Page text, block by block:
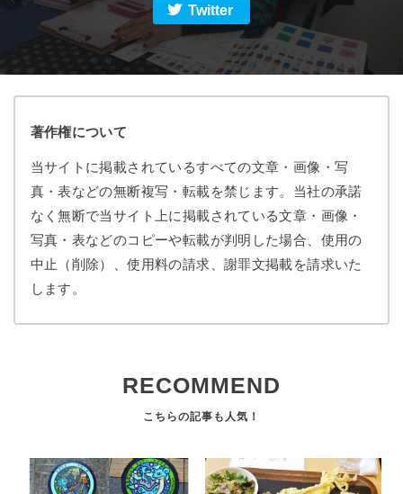
Twitter
著作権について
当サイトに掲載されているすべての文章・画像・写
真・表などの無断複写・転載を禁じます。当社の承諾
なく無断で当サイト上に掲載されている文章・画像・
写真・表などのコピーや転載が判明した場合、使用の
中止（削除）、使用料の請求、謝罪文掲載を請求いた
します。
RECOMMEND